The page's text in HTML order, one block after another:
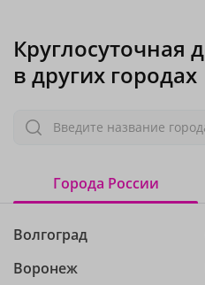
Круглосуточная
в других городах
Введите название
Города России
Волгоград
Воронеж